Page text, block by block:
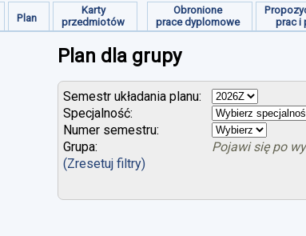
Plan
Karty
przedmiotów
Obronione
prace dyplomowe
prac i
Plan dla grupy
Semestr układania planu:
Specjalność:
Numer semestru:
Grupa:
Pojawi się po
(Zresetuj filtry)